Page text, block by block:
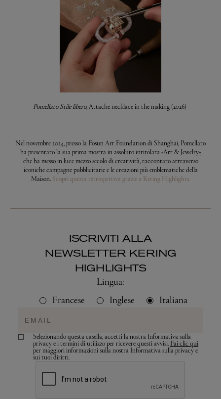
Pomellato Stile libero, Attache necklace in the making (2026)
Nel novembre 2024, presso la Fosun Art Foundation di Shanghai, Pomellato
ha presentato la sua prima mostra in assoluto intitolata «Art & Jewelry»,
che ha messo in luce mezzo secolo di creatività, raccontato attraverso
iconiche campagne pubblicitarie e le creazioni più emblematiche della
Maison. Scopri questa retrospettiva grazie a Kering Highlights.
ISCRIVITI ALLA
NEWSLETTER KERING
HIGHLIGHTS
Lingua:
Francese
Inglese Italiana
Selezionando questa casella, accetti la nostra Informativa sulla
privacy e i termini di utilizzo per ricevere questi avvisi. Fai clic qui
per maggiori informazioni sulla nostra Informativa sulla privacy e
sui tuoi diritti.